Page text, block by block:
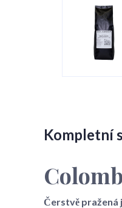
Kompletní
Čerstvě pražená